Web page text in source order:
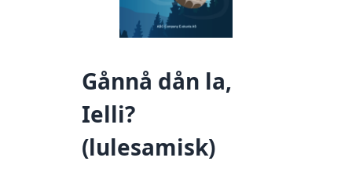
Gånnå dån la,
Ielli?
(lulesamisk)